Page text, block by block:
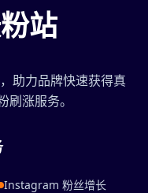
站
助力品牌快速获得真
刷涨服务。
Instagram 粉丝增长